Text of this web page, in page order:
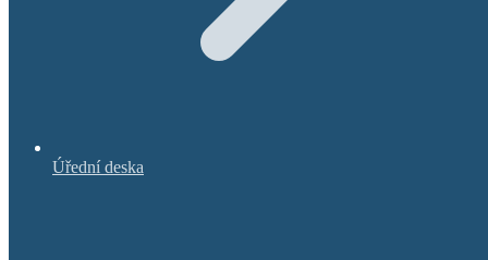
Úřední deska